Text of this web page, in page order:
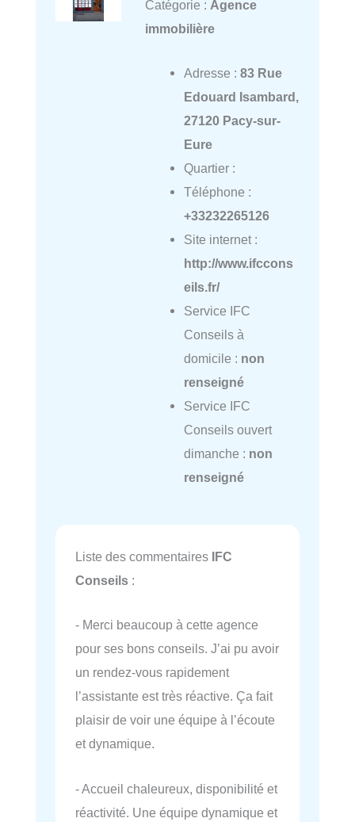
Catégorie : Agence
immobilière
Adresse : 83 Rue
Edouard Isambard,
27120 Pacy-sur-
Eure
Quartier :
Téléphone :
+33232265126
Site internet :
http://www.ifccons
eils.fr/
Service IFC
Conseils à
domicile : non
renseigné
Service IFC
Conseils ouvert
dimanche : non
renseigné
Liste des commentaires IFC
Conseils :
- Merci beaucoup à cette agence
pour ses bons conseils. J’ai pu avoir
un rendez-vous rapidement
l’assistante est très réactive. Ça fait
plaisir de voir une équipe à l’écoute
et dynamique.
- Accueil chaleureux, disponibilité et
réactivité. Une équipe dynamique et